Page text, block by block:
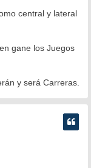
central y lateral
gane los Juegos
y será Carreras.